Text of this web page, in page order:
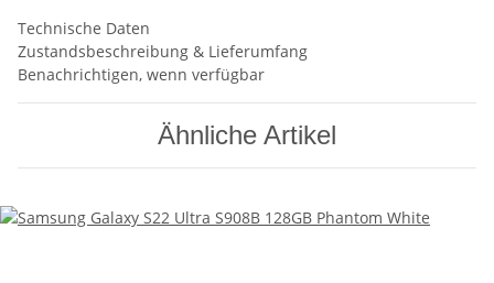
Technische Daten
Zustandsbeschreibung & Lieferumfang
Benachrichtigen, wenn verfügbar
Ähnliche Artikel